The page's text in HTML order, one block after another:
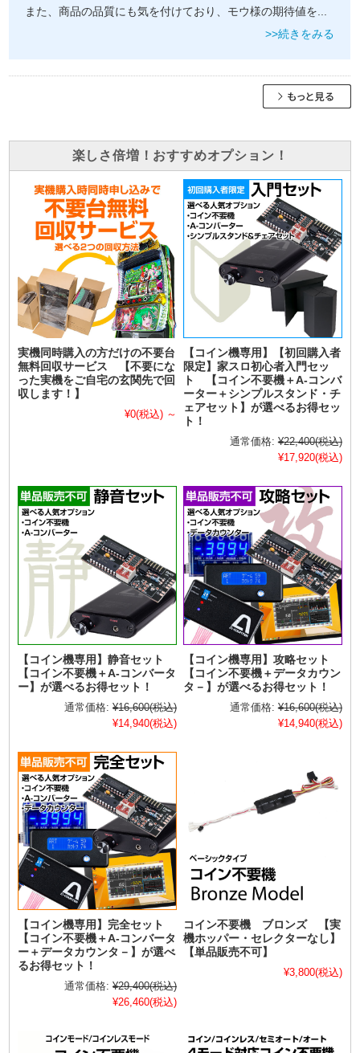
また、商品の品質にも気を付けており、モウ様の期待値を...
>>続きをみる
楽しさ倍増！おすすめオプション！
実機同時購入の方だけの不要台
無料回収サービス 【不要にな
った実機をご自宅の玄関先で回
収します！】
¥0(税込) ～
【コイン機専用】【初回購入者
限定】家スロ初心者入門セッ
ト 【コイン不要機＋A-コンバ
ーター＋シンプルスタンド・チ
ェアセット】が選べるお得セッ
ト！
通常価格: ¥22,400(税込)
¥17,920(税込)
【コイン機専用】静音セット
【コイン不要機＋A-コンバータ
ー】が選べるお得セット！
通常価格: ¥16,600(税込)
¥14,940(税込)
【コイン機専用】攻略セット
【コイン不要機＋データカウン
タ－】が選べるお得セット！
通常価格: ¥16,600(税込)
¥14,940(税込)
【コイン機専用】完全セット
【コイン不要機＋A-コンバータ
ー＋データカウンタ－】が選べ
るお得セット！
通常価格: ¥29,400(税込)
¥26,460(税込)
コイン不要機 ブロンズ 【実
機ホッパー・セレクターなし】
【単品販売不可】
¥3,800(税込)